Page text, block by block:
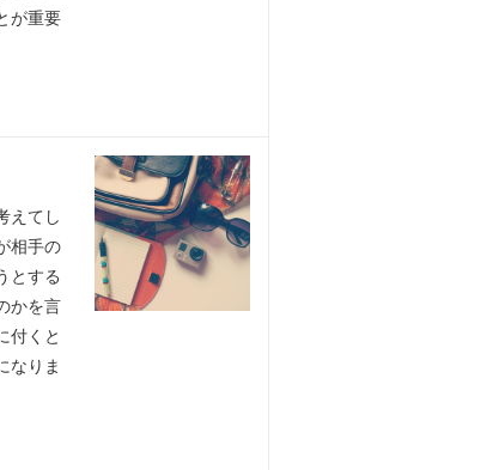
が重要
えてし
相手の
とする
かを言
付くと
なりま